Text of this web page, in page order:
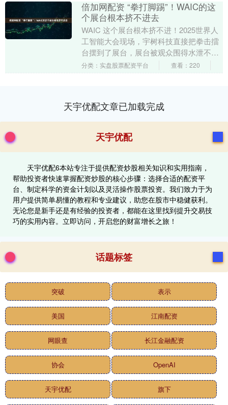
倍加网配资 “拳打脚踢”！WAIC的这
个展台根本挤不进去
WAIC 这个展台根本挤不进！2025世界人
工智能大会现场，宇树科技直接把拳击擂
台摆到了展台，展台被观众围得水泄不
通。宇树G1机器人现场展示直拳、勾拳、
分类：实盘股票配资平台 查看：220
天宇优配文章已加载完成
天宇优配
天宇优配6本站专注于提供配资炒股相关知识和实用指南，
帮助投资者快速掌握配资炒股的核心步骤：选择合适的配资平
台、制定科学的资金计划以及灵活操作股票投资。我们致力于为
用户提供简单易懂的教程和专业建议，助您在股市中稳健获利。
无论您是新手还是有经验的投资者，都能在这里找到提升交易技
巧的实用内容。立即访问，开启您的财富增长之旅！
话题标签
突破 表示
美国 江南配资
网眼查 长江金融配资
协会 OpenAI
天宇优配 旗下